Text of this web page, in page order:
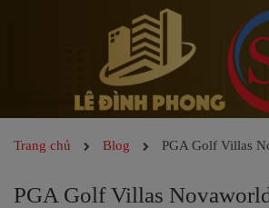
Trang chủ Blog PGA Golf Villas
PGA Golf Villas